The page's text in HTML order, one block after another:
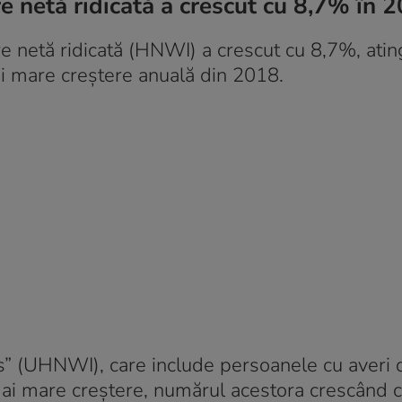
netă ridicată (HNWI) a crescut cu 8,7%,
creștere anuală din 2018.
(UHNWI), care include persoanele cu averi
mare creștere, numărul acestora crescând